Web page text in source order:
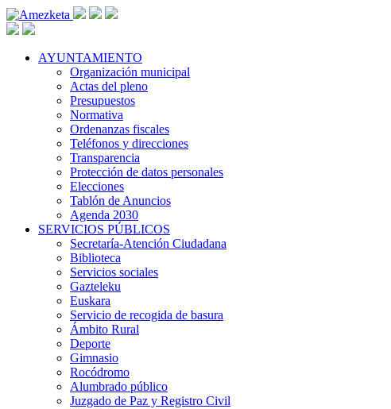
AYUNTAMIENTO
Organización municipal
Actas del pleno
Presupuestos
Normativa
Ordenanzas fiscales
Teléfonos y direcciones
Transparencia
Protección de datos personales
Elecciones
Tablón de Anuncios
Agenda 2030
SERVICIOS PÚBLICOS
Secretaría-Atención Ciudadana
Biblioteca
Servicios sociales
Gazteleku
Euskara
Servicio de recogida de basura
Ámbito Rural
Deporte
Gimnasio
Rocódromo
Alumbrado público
Juzgado de Paz y Registro Civil